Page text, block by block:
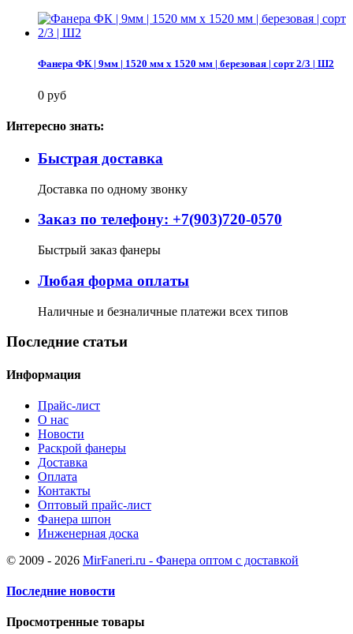
Фанера ФК | 9мм | 1520 мм х 1520 мм | березовая | сорт 2/3 | Ш2
0 руб
Интересно знать:
Быстрая доставка
Доставка по одному звонку
Заказ по телефону: +7(903)720-0570
Быстрый заказ фанеры
Любая форма оплаты
Наличные и безналичные платежи всех типов
Последние статьи
Информация
Прайс-лист
О нас
Новости
Раскрой фанеры
Доставка
Оплата
Контакты
Оптовый прайс-лист
Фанера шпон
Инженерная доска
© 2009 - 2026 MirFaneri.ru - Фанера оптом с доставкой
Последние новости
Просмотренные товары